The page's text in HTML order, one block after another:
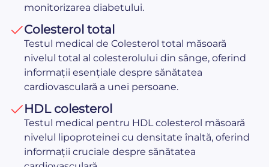
monitorizarea diabetului.
Colesterol total
Testul medical de Colesterol total măsoară
nivelul total al colesterolului din sânge, oferind
informații esențiale despre sănătatea
cardiovasculară a unei persoane.
HDL colesterol
Testul medical pentru HDL colesterol măsoară
nivelul lipoproteinei cu densitate înaltă, oferind
informații cruciale despre sănătatea